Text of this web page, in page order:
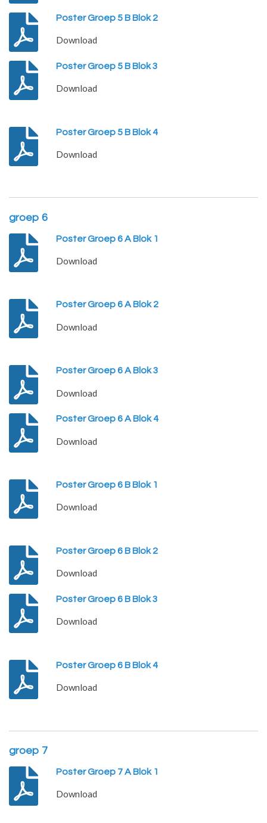
Poster Groep 5 B Blok 2
Download
Poster Groep 5 B Blok 3
Download
Poster Groep 5 B Blok 4
Download
groep 6
Poster Groep 6 A Blok 1
Download
Poster Groep 6 A Blok 2
Download
Poster Groep 6 A Blok 3
Download
Poster Groep 6 A Blok 4
Download
Poster Groep 6 B Blok 1
Download
Poster Groep 6 B Blok 2
Download
Poster Groep 6 B Blok 3
Download
Poster Groep 6 B Blok 4
Download
groep 7
Poster Groep 7 A Blok 1
Download